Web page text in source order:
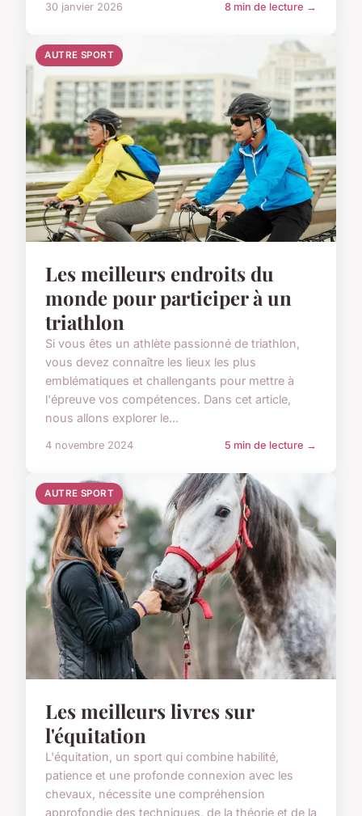
30 janvier 2026 8 min de lecture →
AUTRE SPORT
Les meilleurs endroits du
monde pour participer à un
triathlon
Si vous êtes un athlète passionné de triathlon,
vous devez connaître les lieux les plus
emblématiques et challengants pour mettre à
l'épreuve vos compétences. Dans cet article,
nous allons explorer le...
4 novembre 2024 5 min de lecture →
AUTRE SPORT
Les meilleurs livres sur
l'équitation
L'équitation, un sport qui combine habilité,
patience et une profonde connexion avec les
chevaux, nécessite une compréhension
approfondie des techniques, de la théorie et de la